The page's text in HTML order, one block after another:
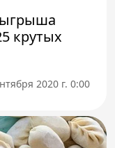
крутых
2020 г. 0:00